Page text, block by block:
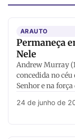
ARAUTO
Permaneça
Nele
Andrew Murray
concedida no céu
Senhor e na força
24 de junho de